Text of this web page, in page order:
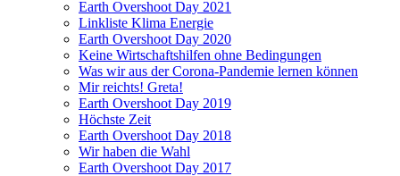
Earth Overshoot Day 2021
Linkliste Klima Energie
Earth Overshoot Day 2020
Keine Wirtschaftshilfen ohne Bedingungen
Was wir aus der Corona-Pandemie lernen können
Mir reichts! Greta!
Earth Overshoot Day 2019
Höchste Zeit
Earth Overshoot Day 2018
Wir haben die Wahl
Earth Overshoot Day 2017